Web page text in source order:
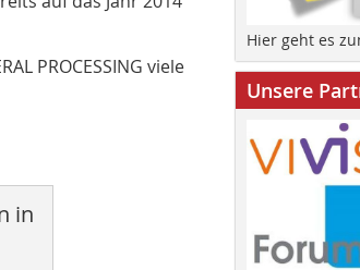
PROCESSING viele
in
Hier geht es
Unsere